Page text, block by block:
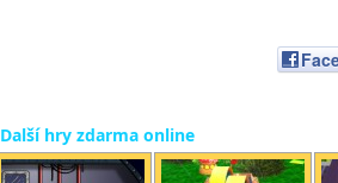
Další hry zdarma online